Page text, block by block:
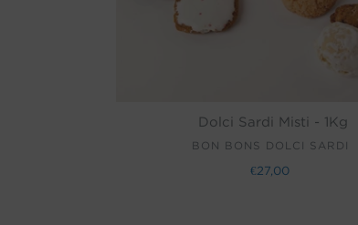
Dolci Sardi Misti - 1Kg
VENDITORE
BON BONS DOLCI SARDI
Prezzo
€27,00